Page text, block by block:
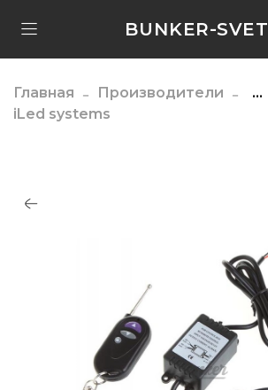
BUNKER-SVET
Главная Производители
...
iLed systems